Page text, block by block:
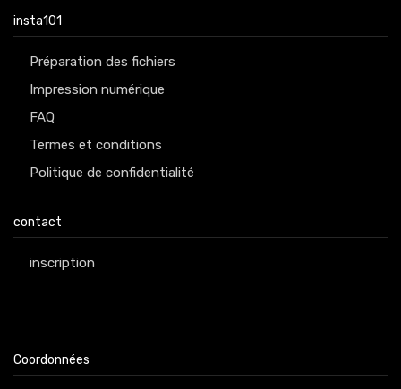
insta101
Préparation des fichiers
Impression numérique
FAQ
Termes et conditions
Politique de confidentialité
contact
inscription
Coordonnées